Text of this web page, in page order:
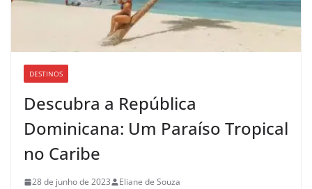
DESTINOS
Descubra a República
Dominicana: Um Paraíso Tropical
no Caribe
28 de junho de 2023 Eliane de Souza